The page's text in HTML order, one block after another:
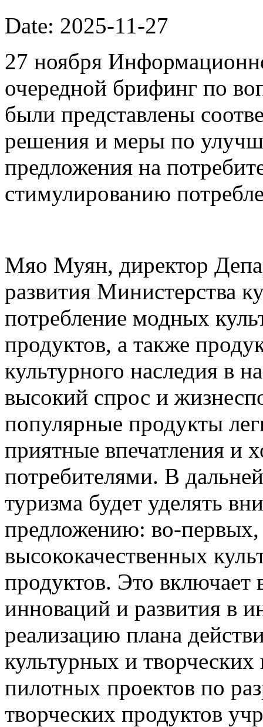
Date: 2025-11-27
27 ноября
очередной брифинг по
были представлены
решения и меры по
предложения на
стимулированию
Мяо Муян, директор
развития Министерства
потребление модных
продуктов, а также
культурного наследия в
высокий спрос и
популярные продукты
приятные впечатления и
потребителями. В
туризма будет уделять
предложению: во-первых,
высококачественных
продуктов. Это включает
инноваций и развития в
реализацию плана
культурных и
пилотных проектов по
творческих продуктов